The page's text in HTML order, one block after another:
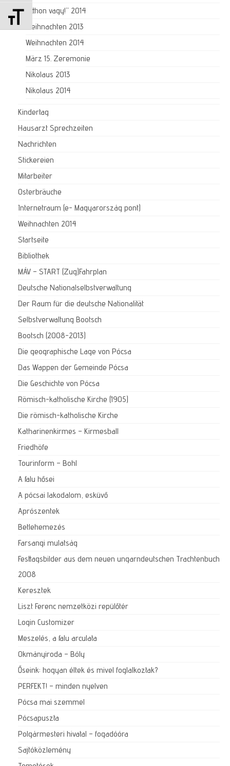
Schrift vergrößern
„Itthon vagy!“ 2014
Weihnachten 2013
Weihnachten 2014
März 15. Zeremonie
Nikolaus 2013
Nikolaus 2014
Kindertag
Hausarzt Sprechzeiten
Nachrichten
Stickereien
Mitarbeiter
Osterbräuche
Internetraum (e- Magyarország pont)
Weihnachten 2014
Startseite
Bibliothek
MÁV – START (Zug)Fahrplan
Deutsche Nationalselbstverwaltung
Der Raum für die deutsche Nationalität
Selbstverwaltung Bootsch
Bootsch (2008-2013)
Die geographische Lage von Pócsa
Das Wappen der Gemeinde Pócsa
Die Geschichte von Pócsa
Römisch-katholische Kirche (1905)
Die römisch-katholische Kirche
Katharinenkirmes – Kirmesball
Friedhöfe
Tourinform – Bohl
A falu hősei
A pócsai lakodalom, esküvő
Aprószentek
Betlehemezés
Farsangi mulatság
Festtagsbilder aus dem neuen ungarndeutschen Trachtenbuch
2008
Keresztek
Liszt Ferenc nemzetközi repülőtér
Login Customizer
Meszelés, a falu arculata
Okmányiroda – Bóly
Őseink: hogyan éltek és mivel foglalkoztak?
PERFEKT! – minden nyelven
Pócsa mai szemmel
Pócsapuszta
Polgármesteri hivatal – fogadóóra
Sajtóközlemény